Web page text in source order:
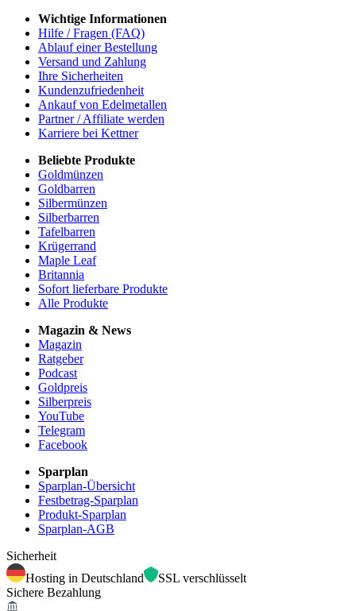
Wichtige Informationen
Hilfe / Fragen (FAQ)
Ablauf einer Bestellung
Versand und Zahlung
Ihre Sicherheiten
Kundenzufriedenheit
Ankauf von Edelmetallen
Partner / Affiliate werden
Karriere bei Kettner
Beliebte Produkte
Goldmünzen
Goldbarren
Silbermünzen
Silberbarren
Tafelbarren
Krügerrand
Maple Leaf
Britannia
Sofort lieferbare Produkte
Alle Produkte
Magazin & News
Magazin
Ratgeber
Podcast
Goldpreis
Silberpreis
YouTube
Telegram
Facebook
Sparplan
Sparplan-Übersicht
Festbetrag-Sparplan
Produkt-Sparplan
Sparplan-AGB
Sicherheit
Hosting in Deutschland
SSL verschlüsselt
Sichere Bezahlung